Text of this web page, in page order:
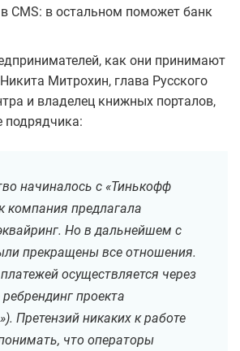
CMS: в остальном поможет банк
как они принимают
Митрохин, глава Русского
и владелец книжных порталов,
подрядчика:
начиналось с «Тинькофф
компания предлагала
Но в дальнейшем с
прекращены все отношения.
осуществляется через
проекта
Претензий никаких к работе
что операторы